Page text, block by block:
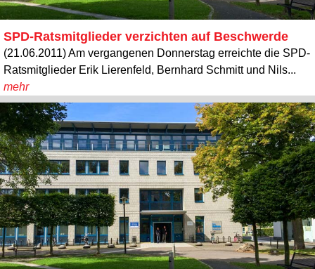
SPD-Ratsmitglieder verzichten auf Beschwerde
(21.06.2011) Am vergangenen Donnerstag erreichte die SPD-
Ratsmitglieder Erik Lierenfeld, Bernhard Schmitt und Nils...
mehr